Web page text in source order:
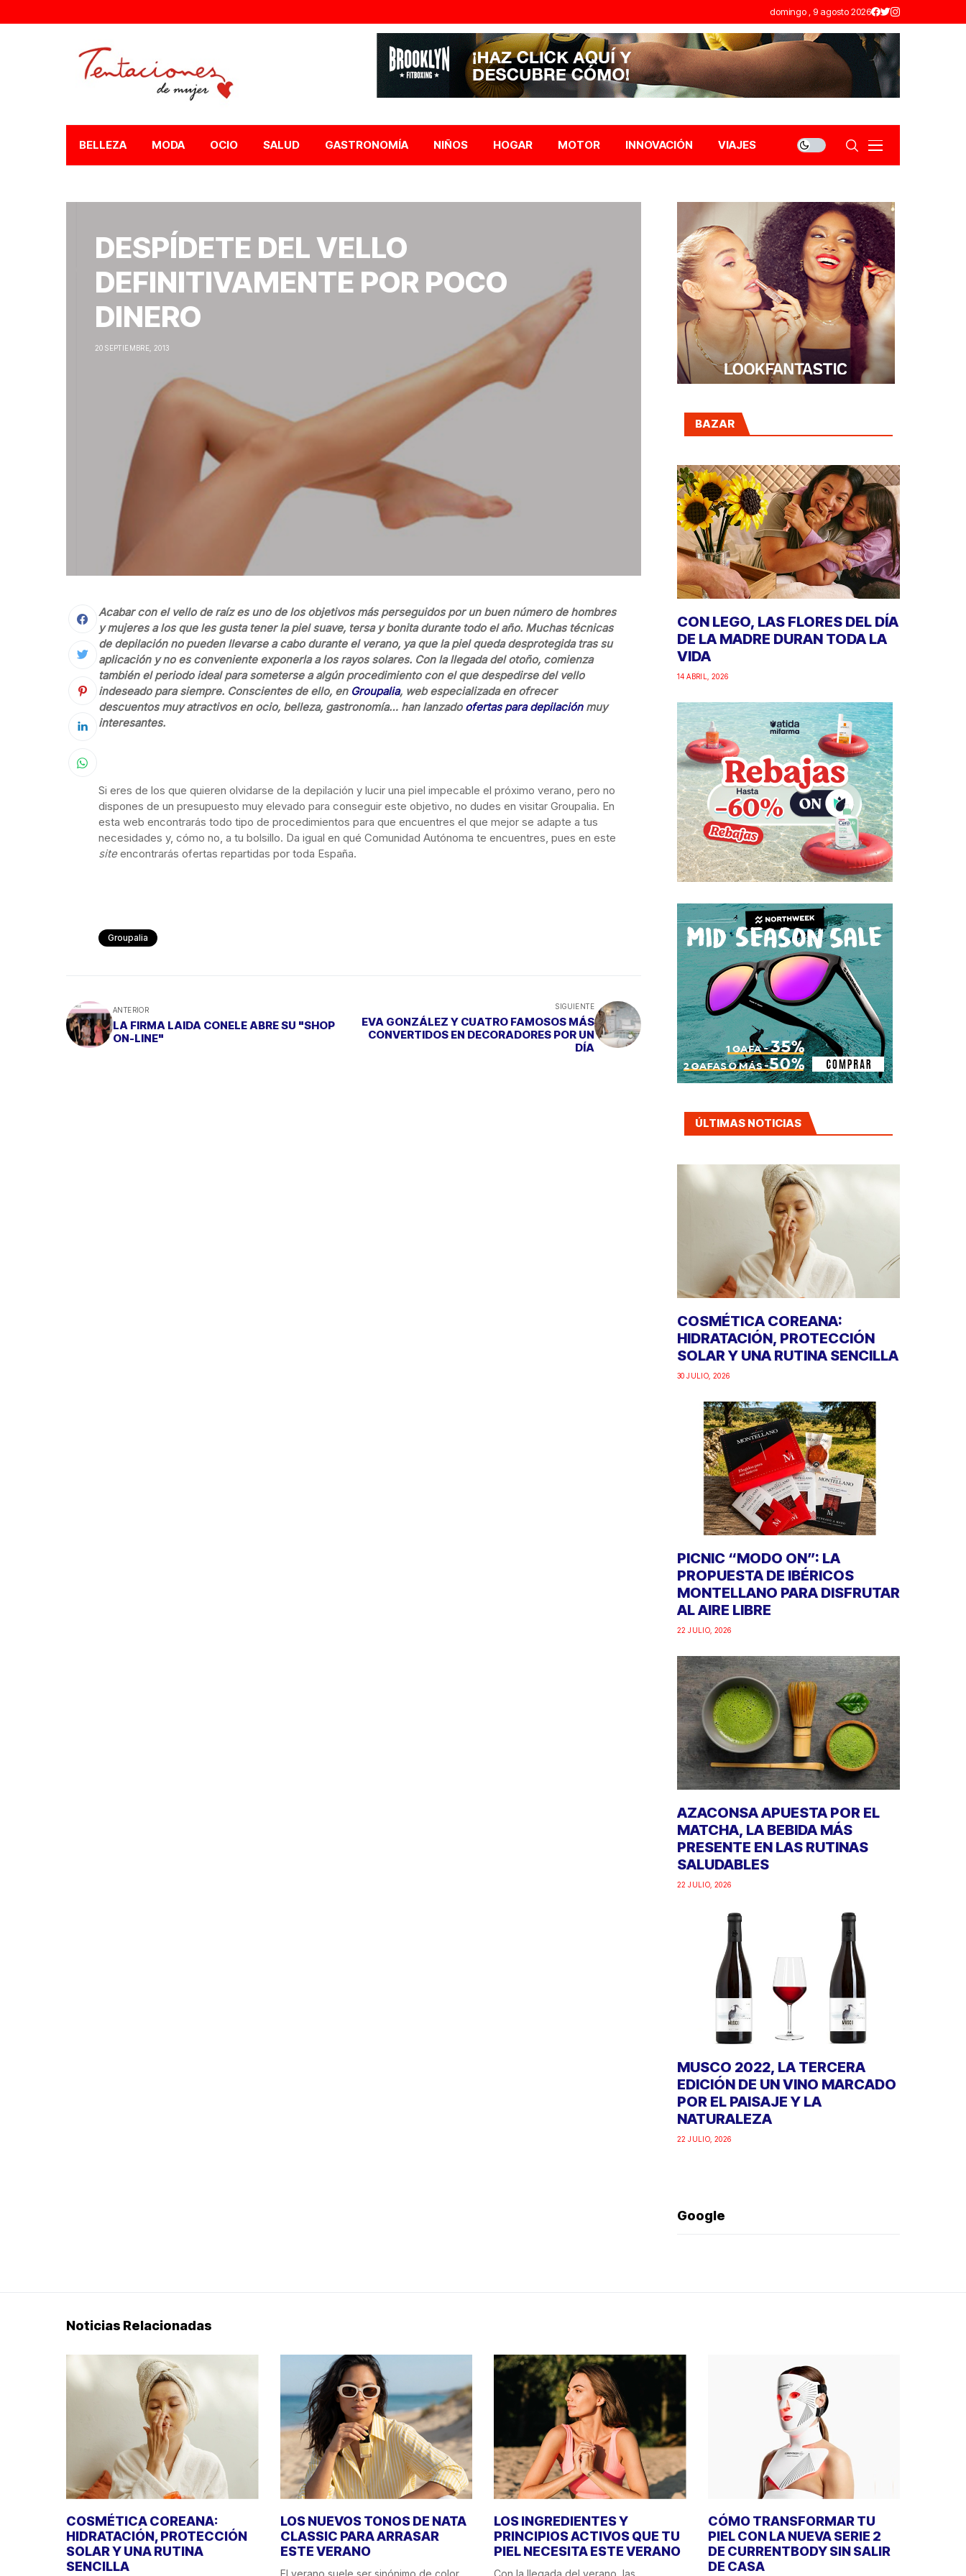
domingo , 9 agosto 2026
BELLEZA MODA OCIO SALUD GASTRONOMÍA NIÑOS HOGAR MOTOR INNOVACIÓN VIAJES
DESPÍDETE DEL VELLO
DEFINITIVAMENTE POR POCO
DINERO
20 SEPTIEMBRE, 2013
Acabar con el vello de raíz es uno de los objetivos más perseguidos por un buen número de hombres
y mujeres a los que les gusta tener la piel suave, tersa y bonita durante todo el año. Muchas técnicas
de depilación no pueden llevarse a cabo durante el verano, ya que la piel queda desprotegida tras su
aplicación y no es conveniente exponerla a los rayos solares. Con la llegada del otoño, comienza
también el periodo ideal para someterse a algún procedimiento con el que despedirse del vello
indeseado para siempre. Conscientes de ello, en Groupalia, web especializada en ofrecer
descuentos muy atractivos en ocio, belleza, gastronomía… han lanzado ofertas para depilaciónmuy
interesantes.
Si eres de los que quieren olvidarse de la depilación y lucir una piel impecable el próximo verano, pero no
dispones de un presupuesto muy elevado para conseguir este objetivo, no dudes en visitar Groupalia. En
esta web encontrarás todo tipo de procedimientos para que encuentres el que mejor se adapte a tus
necesidades y, cómo no, a tu bolsillo. Da igual en qué Comunidad Autónoma te encuentres, pues en este
siteencontrarás ofertas repartidas por toda España.
Groupalia
ANTERIOR
LA FIRMA LAIDA CONELE ABRE SU "SHOP
ON-LINE"
SIGUIENTE
EVA GONZÁLEZ Y CUATRO FAMOSOS MÁS
CONVERTIDOS EN DECORADORES POR UN
DÍA
BAZAR
CON LEGO, LAS FLORES DEL DÍA
DE LA MADRE DURAN TODA LA
VIDA
14 ABRIL, 2026
ÚLTIMAS NOTICIAS
COSMÉTICA COREANA:
HIDRATACIÓN, PROTECCIÓN
SOLAR Y UNA RUTINA SENCILLA
30 JULIO, 2026
PICNIC “MODO ON”: LA
PROPUESTA DE IBÉRICOS
MONTELLANO PARA DISFRUTAR
AL AIRE LIBRE
22 JULIO, 2026
AZACONSA APUESTA POR EL
MATCHA, LA BEBIDA MÁS
PRESENTE EN LAS RUTINAS
SALUDABLES
22 JULIO, 2026
MUSCO 2022, LA TERCERA
EDICIÓN DE UN VINO MARCADO
POR EL PAISAJE Y LA
NATURALEZA
22 JULIO, 2026
Google
Noticias Relacionadas
COSMÉTICA COREANA:
HIDRATACIÓN, PROTECCIÓN
SOLAR Y UNA RUTINA
SENCILLA
LOS NUEVOS TONOS DE NATA
CLASSIC PARA ARRASAR
ESTE VERANO
El verano suele ser sinónimo de color,
LOS INGREDIENTES Y
PRINCIPIOS ACTIVOS QUE TU
PIEL NECESITA ESTE VERANO
Con la llegada del verano, las
CÓMO TRANSFORMAR TU
PIEL CON LA NUEVA SERIE 2
DE CURRENTBODY SIN SALIR
DE CASA